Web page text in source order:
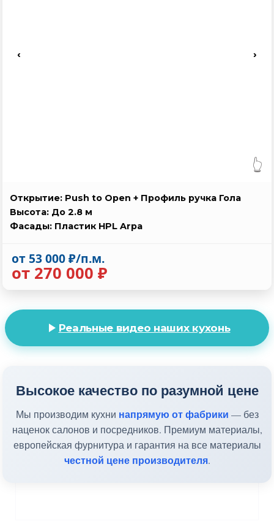
‹ ›
👆
Открытие: Push to Open + Профиль ручка Гола
Высота: До 2.8 м
Фасады: Пластик HPL Arpa
от 53 000 ₽/п.м.
от 270 000 ₽
Реальные видео наших кухонь
Высокое качество по разумной цене
Мы производим кухни напрямую от фабрики — без
наценок салонов и посредников. Премиум материалы,
европейская фурнитура и гарантия на все материалы
честной цене производителя.